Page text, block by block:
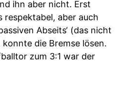
ihn aber nicht. Erst
respektabel, aber auch
Abseits‘ (das nicht
die Bremse lösen.
zum 3:1 war der